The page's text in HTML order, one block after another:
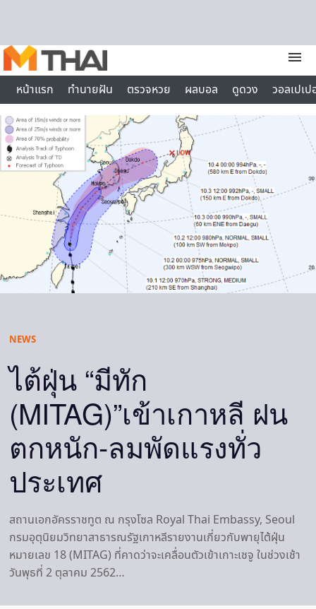
menu
หน้าแรก
ทำนายฝัน ตรวจหวย ผลบอล ดูดวง
วอลเปเ
ไลฟ์สไตล์
NEWS
ไต้ฝุ่น “มีทัก
(MITAG)”เข้าเกาหลี ฝน
ตกหนัก-ลมพัดแรงทั่ว
ประเทศ
สถานเอกอัครราชทูต ณ กรุงโซล Royal Thai Embassy, Seoul
กรมอุตุนิยมวิทยาสาธารณรัฐเกาหลีรายงานเกี่ยวกับพายุไต้ฝุ่น
หมายเลข 18 (MITAG) ที่คาดว่าจะเคลื่อนตัวเข้าเกาะเชจู ในช่วงเช้า
วันพุธที่ 2 ตุลาคม 2562…